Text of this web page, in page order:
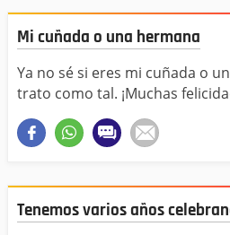
Mi cuñada o una hermana
Ya no sé si eres mi cuñada o
trato como tal. ¡Muchas
Tenemos varios años